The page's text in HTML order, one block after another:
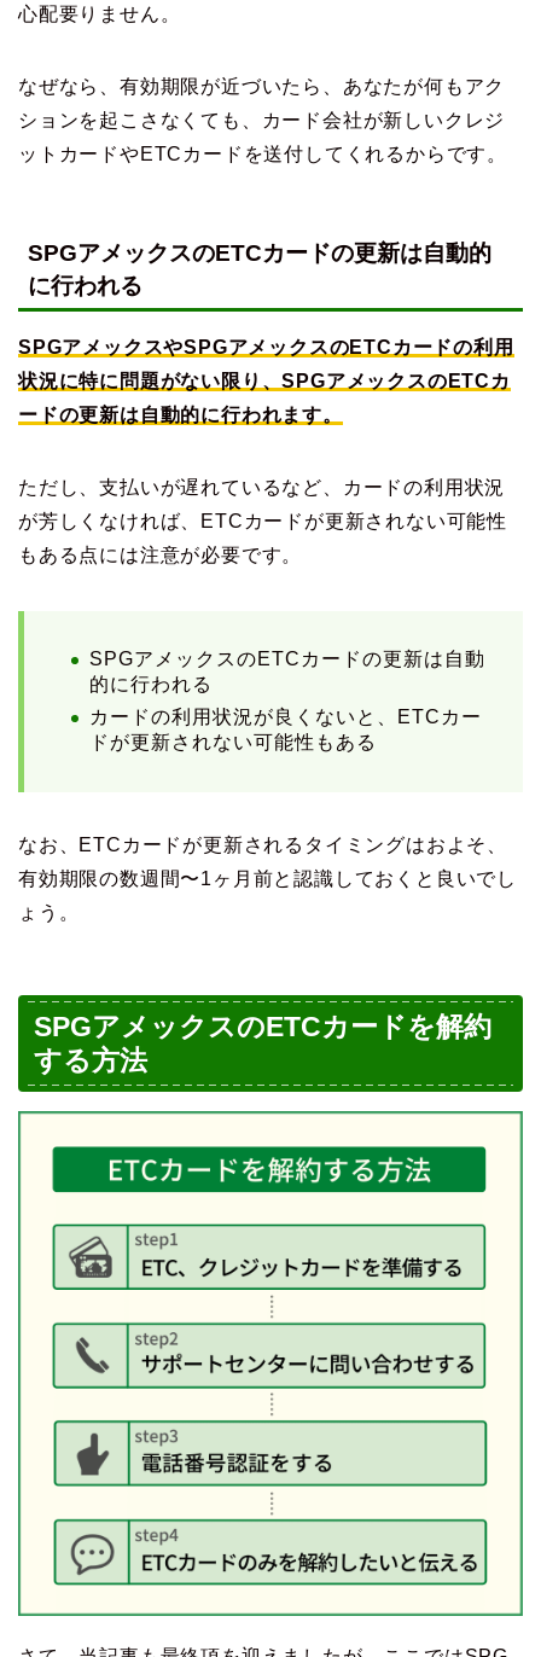
心配要りません。
なぜなら、有効期限が近づいたら、あなたが何もアク
ションを起こさなくても、カード会社が新しいクレジ
ットカードやETCカードを送付してくれるからです。
SPGアメックスのETCカードの更新は自動的
に行われる
SPGアメックスやSPGアメックスのETCカードの利用
状況に特に問題がない限り、SPGアメックスのETCカ
ードの更新は自動的に行われます。
ただし、支払いが遅れているなど、カードの利用状況
が芳しくなければ、ETCカードが更新されない可能性
もある点には注意が必要です。
SPGアメックスのETCカードの更新は自動
的に行われる
カードの利用状況が良くないと、ETCカー
ドが更新されない可能性もある
なお、ETCカードが更新されるタイミングはおよそ、
有効期限の数週間〜1ヶ月前と認識しておくと良いでし
ょう。
SPGアメックスのETCカードを解約
する方法